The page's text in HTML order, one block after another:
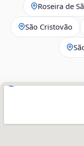
Roseira de
São Cristovão